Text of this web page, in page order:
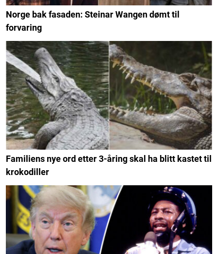
Norge bak fasaden: Steinar Wangen dømt til
forvaring
Familiens nye ord etter 3-åring skal ha blitt kastet til
krokodiller